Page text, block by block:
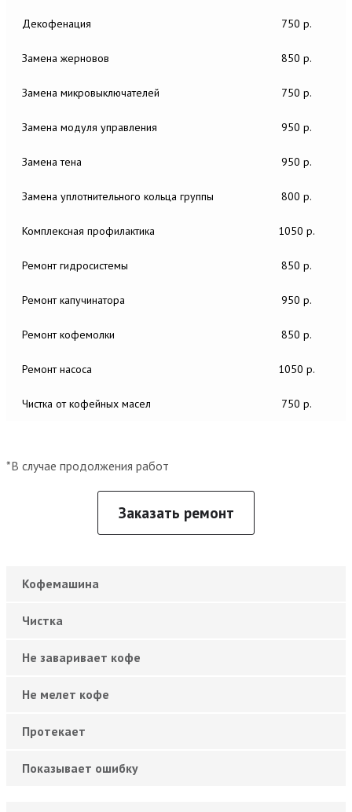
Декофенация 750 р.
Замена жерновов 850 р.
Замена микровыключателей 750 р.
Замена модуля управления 950 р.
Замена тена 950 р.
Замена уплотнительного кольца группы 800 р.
Комплексная профилактика 1050 р.
Ремонт гидросистемы 850 р.
Ремонт капучинатора 950 р.
Ремонт кофемолки 850 р.
Ремонт насоса 1050 р.
Чистка от кофейных масел 750 р.
*В случае продолжения работ
Заказать ремонт
Кофемашина
Чистка
Не заваривает кофе
Не мелет кофе
Протекает
Показывает ошибку